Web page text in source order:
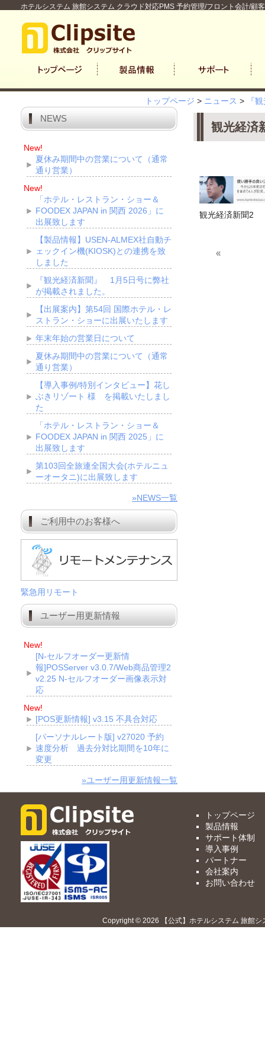
ホテルシステム 旅館システム クラウド対応PMS 予約管理/フロント会計/顧
トップページ > ニュース > 『
観光経済
観光経済新聞2
«
NEWS
New!
夏休み期間中の営業について（通常
通り営業）
New!
「ホテル・レストラン・ショー＆
FOODEX JAPAN in 関西 2026」に
出展致します
【製品情報】USEN-ALMEX社自動チ
ェックイン機(KIOSK)との連携を致
しました
『観光経済新聞』 1月5日号に弊社
が掲載されました。
【出展案内】第54回 国際ホテル・レ
ストラン・ショーに出展いたします
年末年始の営業日について
夏休み期間中の営業について（通常
通り営業）
【導入事例/特別インタビュー】花し
ぶきリゾート 様 を掲載いたしまし
た
「ホテル・レストラン・ショー＆
FOODEX JAPAN in 関西 2025」に
出展致します
第103回全旅連全国大会(ホテルニュ
ーオータニ)に出展致します
»NEWS一覧
ご利用中のお客様へ
緊急用リモート
ユーザー用更新情報
New!
[N-セルフオーダー更新情
報]POSServer v3.0.7/Web商品管理2
v2.25 N-セルフオーダー画像表示対
応
New!
[POS更新情報] v3.15 不具合対応
[パーソナルレート版] v27020 予約
速度分析 過去分対比期間を10年に
変更
»ユーザー用更新情報一覧
トップページ
製品情報
サポート体制
導入事例
パートナー
会社案内
お問い合わせ
Copyright © 2026 【公式】ホテルシステム 旅館